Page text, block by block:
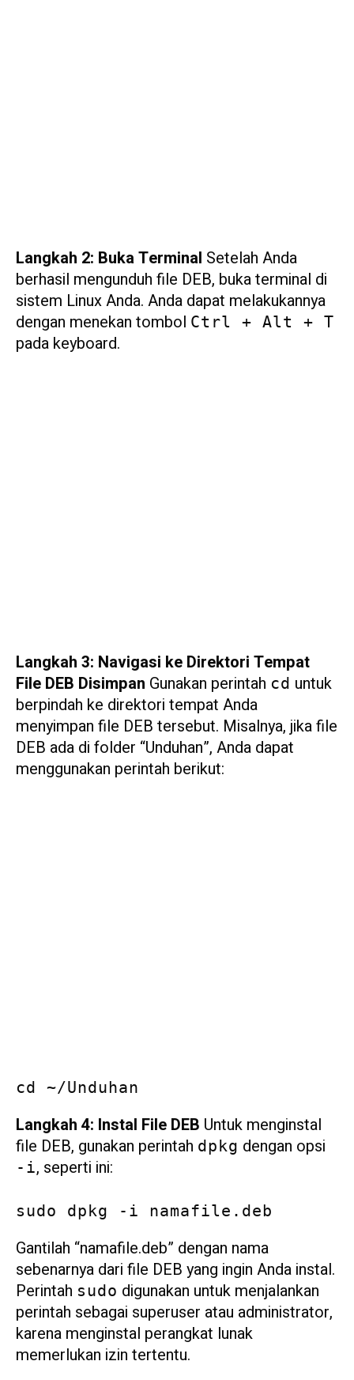
Langkah 2: Buka Terminal Setelah Anda
berhasil mengunduh file DEB, buka terminal di
sistem Linux Anda. Anda dapat melakukannya
dengan menekan tombol Ctrl + Alt + T
pada keyboard.
Langkah 3: Navigasi ke Direktori Tempat
File DEB Disimpan Gunakan perintah cd untuk
berpindah ke direktori tempat Anda
menyimpan file DEB tersebut. Misalnya, jika file
DEB ada di folder “Unduhan”, Anda dapat
menggunakan perintah berikut:
cd ~/Unduhan
Langkah 4: Instal File DEB Untuk menginstal
file DEB, gunakan perintah dpkg dengan opsi
-i, seperti ini:
sudo dpkg -i namafile.deb
Gantilah “namafile.deb” dengan nama
sebenarnya dari file DEB yang ingin Anda instal.
Perintah sudo digunakan untuk menjalankan
perintah sebagai superuser atau administrator,
karena menginstal perangkat lunak
memerlukan izin tertentu.